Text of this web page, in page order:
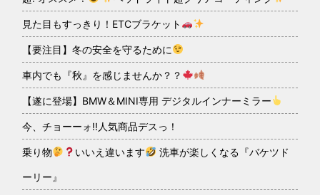
見た目もすっきり！ETCブラケット
【要注目】冬の安全を守るために
車内でも『秋』を感じませんか？？
【遂に登場】BMW＆MINI専用 デジタルインナーミラー
今、チョーーォ!!人気商品デスっ！
乗り物 いいえ違います 洗車が楽しくなる『バケツド
ーリー』